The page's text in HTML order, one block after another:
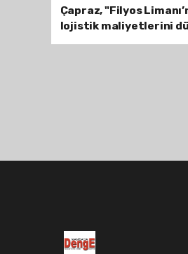
Çapraz, "Filyos
lojistik maliyetlerini